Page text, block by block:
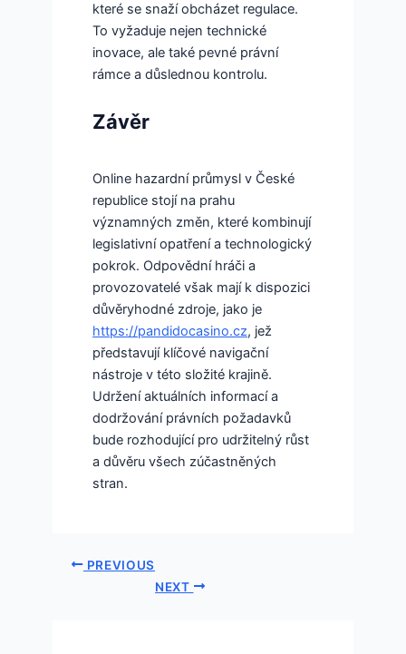
které se snaží obcházet regulace.
To vyžaduje nejen technické
inovace, ale také pevné právní
rámce a důslednou kontrolu.
Závěr
Online hazardní průmysl v České
republice stojí na prahu
významných změn, které kombinují
legislativní opatření a technologický
pokrok. Odpovědní hráči a
provozovatelé však mají k dispozici
důvěryhodné zdroje, jako je
https://pandidocasino.cz, jež
představují klíčové navigační
nástroje v této složité krajině.
Udržení aktuálních informací a
dodržování právních požadavků
bude rozhodující pro udržitelný růst
a důvěru všech zúčastněných
stran.
PREVIOUS
NEXT